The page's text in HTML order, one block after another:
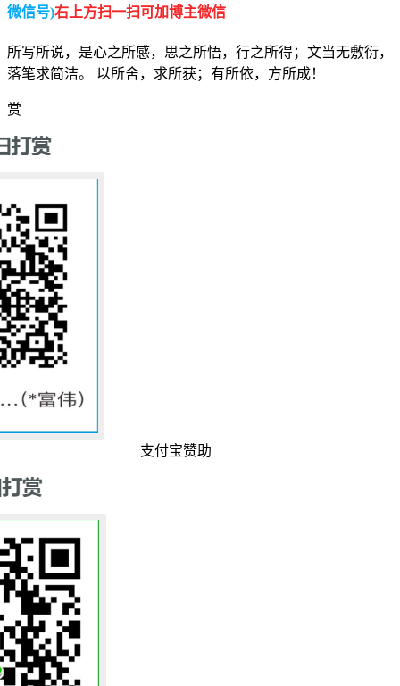
微信号)右上方扫一扫可加博主微信
所写所说，是心之所感，思之所悟，行之所得；文当无敷衍，
落笔求简洁。 以所舍，求所获；有所依，方所成！
赏
支付宝赞助